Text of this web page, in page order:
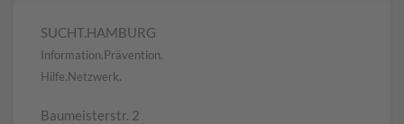
SUCHT.HAMBURG
Information.Prävention.
Hilfe.Netzwerk.
Baumeisterstr. 2